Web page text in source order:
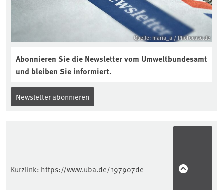
Quelle: maria_a / Photocase.de
Abonnieren Sie die Newsletter vom Umweltbundesamt
und bleiben Sie informiert.
Newsletter abonnieren
Kurzlink: https://www.uba.de/n97907de